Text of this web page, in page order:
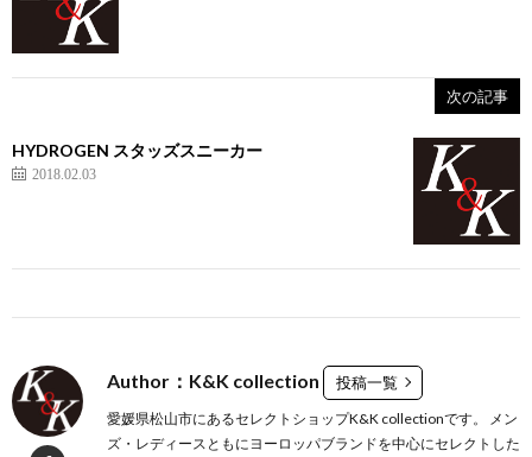
次の記事
HYDROGEN スタッズスニーカー
2018.02.03
Author：K&K collection 投稿一覧
愛媛県松山市にあるセレクトショップK&K collectionです。 メン
ズ・レディースともにヨーロッパブランドを中心にセレクトした